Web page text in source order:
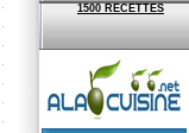
1500 RECETTES